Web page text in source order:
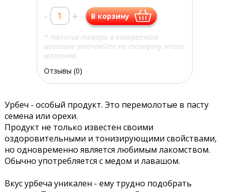
- + В корзину
* Наличие товара в конкретном
магазине уточняйте по телефону этого
магазина.
Отзывы (0)
Урбеч - особый продукт. Это перемолотые в пасту
семена или орехи.
Продукт не только известен своими
оздоровительными и тонизирующими свойствами,
но одновременно является любимым лакомством.
Обычно употребляется с медом и лавашом.
Вкус урбеча уникален - ему трудно подобрать